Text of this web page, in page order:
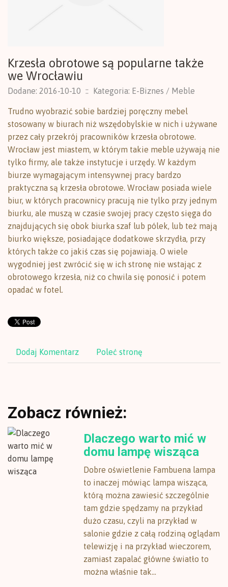
Krzesła obrotowe są popularne także
we Wrocławiu
Dodane: 2016-10-10 :: Kategoria: E-Biznes / Meble
Trudno wyobrazić sobie bardziej poręczny mebel
stosowany w biurach niż wszędobylskie w nich i używane
przez cały przekrój pracowników krzesła obrotowe.
Wrocław jest miastem, w którym takie meble używają nie
tylko firmy, ale także instytucje i urzędy. W każdym
biurze wymagającym intensywnej pracy bardzo
praktyczna są krzesła obrotowe. Wrocław posiada wiele
biur, w których pracownicy pracują nie tylko przy jednym
biurku, ale muszą w czasie swojej pracy często sięga do
znajdujących się obok biurka szaf lub pólek, lub też mają
biurko większe, posiadające dodatkowe skrzydła, przy
których także co jakiś czas się pojawiają. O wiele
wygodniej jest zwrócić się w ich stronę nie wstając z
obrotowego krzesła, niż co chwila się ponosić i potem
opadać w fotel.
Dodaj Komentarz Poleć stronę
Zobacz również:
Dlaczego warto mić w
domu lampę wisząca
Dobre oświetlenie Fambuena lampa
to inaczej mówiąc lampa wisząca,
którą można zawiesić szczególnie
tam gdzie spędzamy na przykład
dużo czasu, czyli na przykład w
salonie gdzie z całą rodziną oglądam
telewizję i na przykład wieczorem,
zamiast zapalać główne światło to
można właśnie tak...